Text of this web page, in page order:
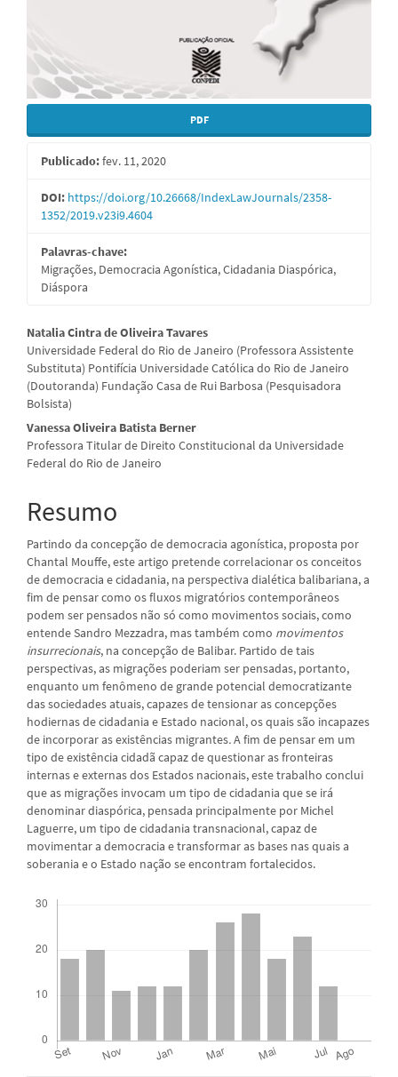
PDF
Publicado:fev. 11, 2020
DOI: https://doi.org/10.26668/IndexLawJournals/2358-
1352/2019.v23i9.4604
Palavras-chave:
Migrações, Democracia Agonística, Cidadania Diaspórica,
Diáspora
Conteúdo
do
artigo
principal
Natalia Cintra de Oliveira Tavares
Universidade Federal do Rio de Janeiro (Professora Assistente
Substituta) Pontifícia Universidade Católica do Rio de Janeiro
(Doutoranda) Fundação Casa de Rui Barbosa (Pesquisadora
Bolsista)
Vanessa Oliveira Batista Berner
Professora Titular de Direito Constitucional da Universidade
Federal do Rio de Janeiro
Resumo
Partindo da concepção de democracia agonística, proposta por
Chantal Mouffe, este artigo pretende correlacionar os conceitos
de democracia e cidadania, na perspectiva dialética balibariana, a
fim de pensar como os fluxos migratórios contemporâneos
podem ser pensados não só como movimentos sociais, como
entende Sandro Mezzadra, mas também como movimentos
insurrecionais, na concepção de Balibar. Partido de tais
perspectivas, as migrações poderiam ser pensadas, portanto,
enquanto um fenômeno de grande potencial democratizante
das sociedades atuais, capazes de tensionar as concepções
hodiernas de cidadania e Estado nacional, os quais são incapazes
de incorporar as existências migrantes.A fim de pensar em um
tipo de existência cidadã capaz de questionar as fronteiras
internas e externas dos Estados nacionais, este trabalho conclui
que as migrações invocam um tipo de cidadania que se irá
denominar diaspórica, pensada principalmente por Michel
Laguerre, um tipo de cidadania transnacional, capaz de
movimentar a democracia e transformar as bases nas quais a
soberania e o Estado nação se encontram fortalecidos.